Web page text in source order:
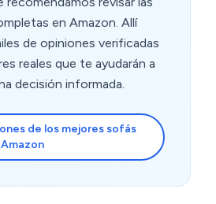
en Amazon. Allí
de opiniones verificadas
reales que te ayudarán a
decisión informada.
de los mejores sofás